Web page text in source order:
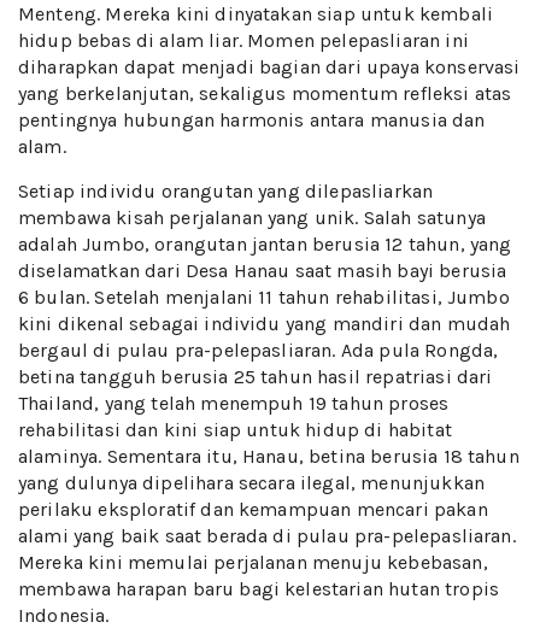
Menteng. Mereka kini dinyatakan siap untuk kembali
hidup bebas di alam liar. Momen pelepasliaran ini
diharapkan dapat menjadi bagian dari upaya konservasi
yang berkelanjutan, sekaligus momentum refleksi atas
pentingnya hubungan harmonis antara manusia dan
alam.
Setiap individu orangutan yang dilepasliarkan
membawa kisah perjalanan yang unik. Salah satunya
adalah Jumbo, orangutan jantan berusia 12 tahun, yang
diselamatkan dari Desa Hanau saat masih bayi berusia
6 bulan. Setelah menjalani 11 tahun rehabilitasi, Jumbo
kini dikenal sebagai individu yang mandiri dan mudah
bergaul di pulau pra-pelepasliaran. Ada pula Rongda,
betina tangguh berusia 25 tahun hasil repatriasi dari
Thailand, yang telah menempuh 19 tahun proses
rehabilitasi dan kini siap untuk hidup di habitat
alaminya. Sementara itu, Hanau, betina berusia 18 tahun
yang dulunya dipelihara secara ilegal, menunjukkan
perilaku eksploratif dan kemampuan mencari pakan
alami yang baik saat berada di pulau pra-pelepasliaran.
Mereka kini memulai perjalanan menuju kebebasan,
membawa harapan baru bagi kelestarian hutan tropis
Indonesia.